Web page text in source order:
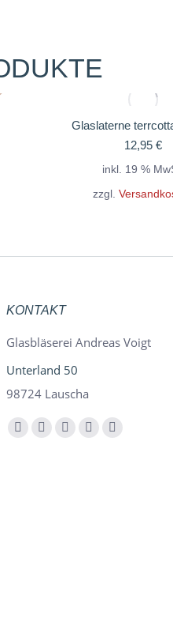
Glaslaterne
12,95 €
inkl. 19 %
zzgl.
KONTAKT
Glasbläserei Andreas Voigt
Unterland 50
98724 Lauscha
Finden Sie uns auf:
Facebook
YouTubeInstagram
E-
Whatsapp